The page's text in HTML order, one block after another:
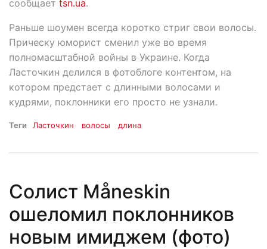
сообщает tsn.ua.
Раньше шоумен всегда коротко стриг свои волосы.
Прическу юморист сменил уже во время
полномасштабной войны в Украине. Когда
Ласточкин делился в фотоблоге контентом, на
котором предстает с длинными волосами и
кудрями, поклонники его просто не узнали.
Теги Ласточкин волосы длина
Солист Måneskin
ошеломил поклонников
новым имиджем (фото)